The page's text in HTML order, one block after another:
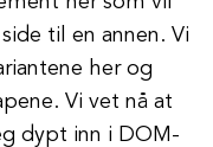
til en annen. Vi
her og
Vi vet nå at
dypt inn i DOM-